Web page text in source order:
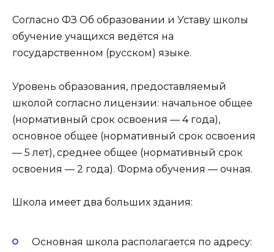
Согласно ФЗ Об образовании и Уставу школы
обучение учащихся ведётся на
государственном (русском) языке.
Уровень образования, предоставляемый
школой согласно лицензии: начальное общее
(нормативный срок освоения — 4 года),
основное общее (нормативный срок освоения
— 5 лет), среднее общее (нормативный срок
освоения — 2 года). Форма обучения — очная.
Школа имеет два больших здания:
Основная школа располагается по адресу: